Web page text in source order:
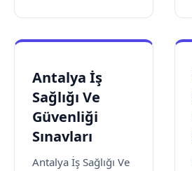
Antalya İş
Sağlığı Ve
Güvenliği
Sınavları
Antalya İş Sağlığı Ve